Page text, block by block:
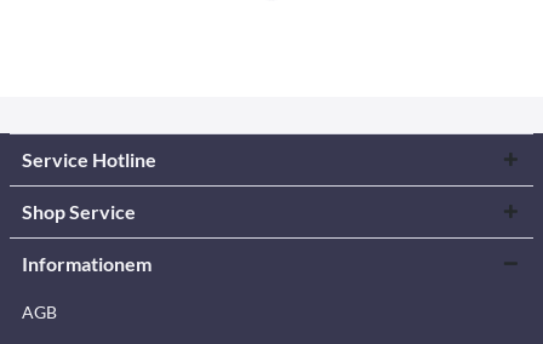
Service Hotline
Shop Service
Informationem
AGB